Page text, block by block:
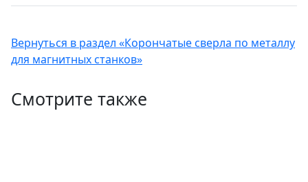
Вернуться в раздел «Корончатые сверла по металлу
для магнитных станков»
Смотрите также